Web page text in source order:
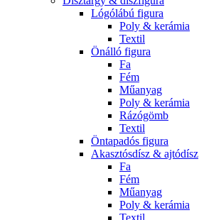
Lógólábú figura
Poly & kerámia
Textil
Önálló figura
Fa
Fém
Műanyag
Poly & kerámia
Rázógömb
Textil
Öntapadós figura
Akasztósdísz & ajtódísz
Fa
Fém
Műanyag
Poly & kerámia